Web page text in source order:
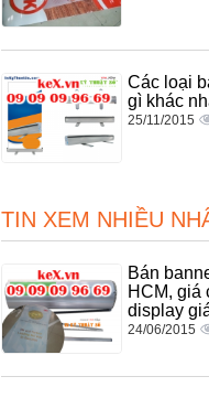
Các loại
gì khác
25/11/2015
TIN XEM NHIỀU
Bán
HCM, giá
display
24/06/2015